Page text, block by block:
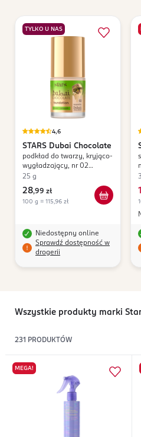
TYLKO U NAS
4,6
STARS Dubai Chocolate
podkład do twarzy, kryjąco-
wygładzający, nr 02
Neutral Light
25 g
28,99 zł
100 g = 115,96 zł
Niedostępny online
Sprawdź dostępność w
drogerii
Wszystkie produkty marki
231 PRODUKTÓW
MEGA!